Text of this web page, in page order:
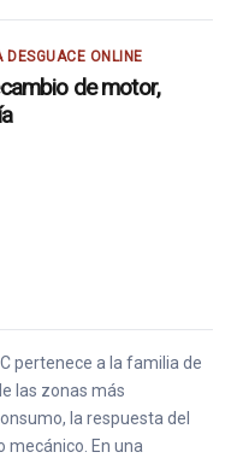
ONLINE
de motor,
pertenece a la familia de
las zonas más
la respuesta del
mecánico. En una